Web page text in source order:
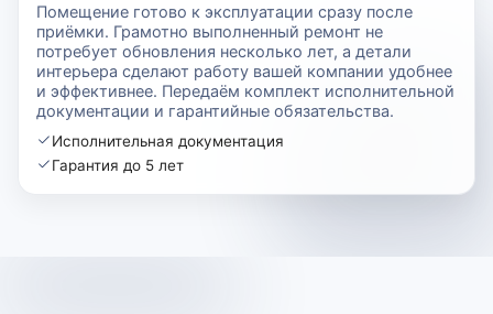
Помещение готово к эксплуатации сразу после
приёмки. Грамотно выполненный ремонт не
потребует обновления несколько лет, а детали
интерьера сделают работу вашей компании удобнее
и эффективнее. Передаём комплект исполнительной
документации и гарантийные обязательства.
Исполнительная документация
Гарантия до 5 лет